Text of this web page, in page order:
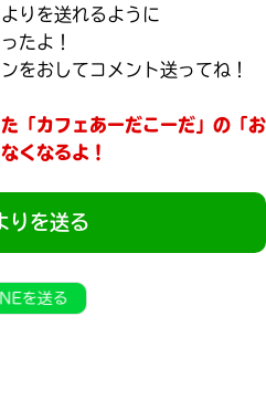
りを送れるように
たよ！
をおしてコメント送ってね！
「カフェあーだこーだ」の「お
くなるよ！
りを送る